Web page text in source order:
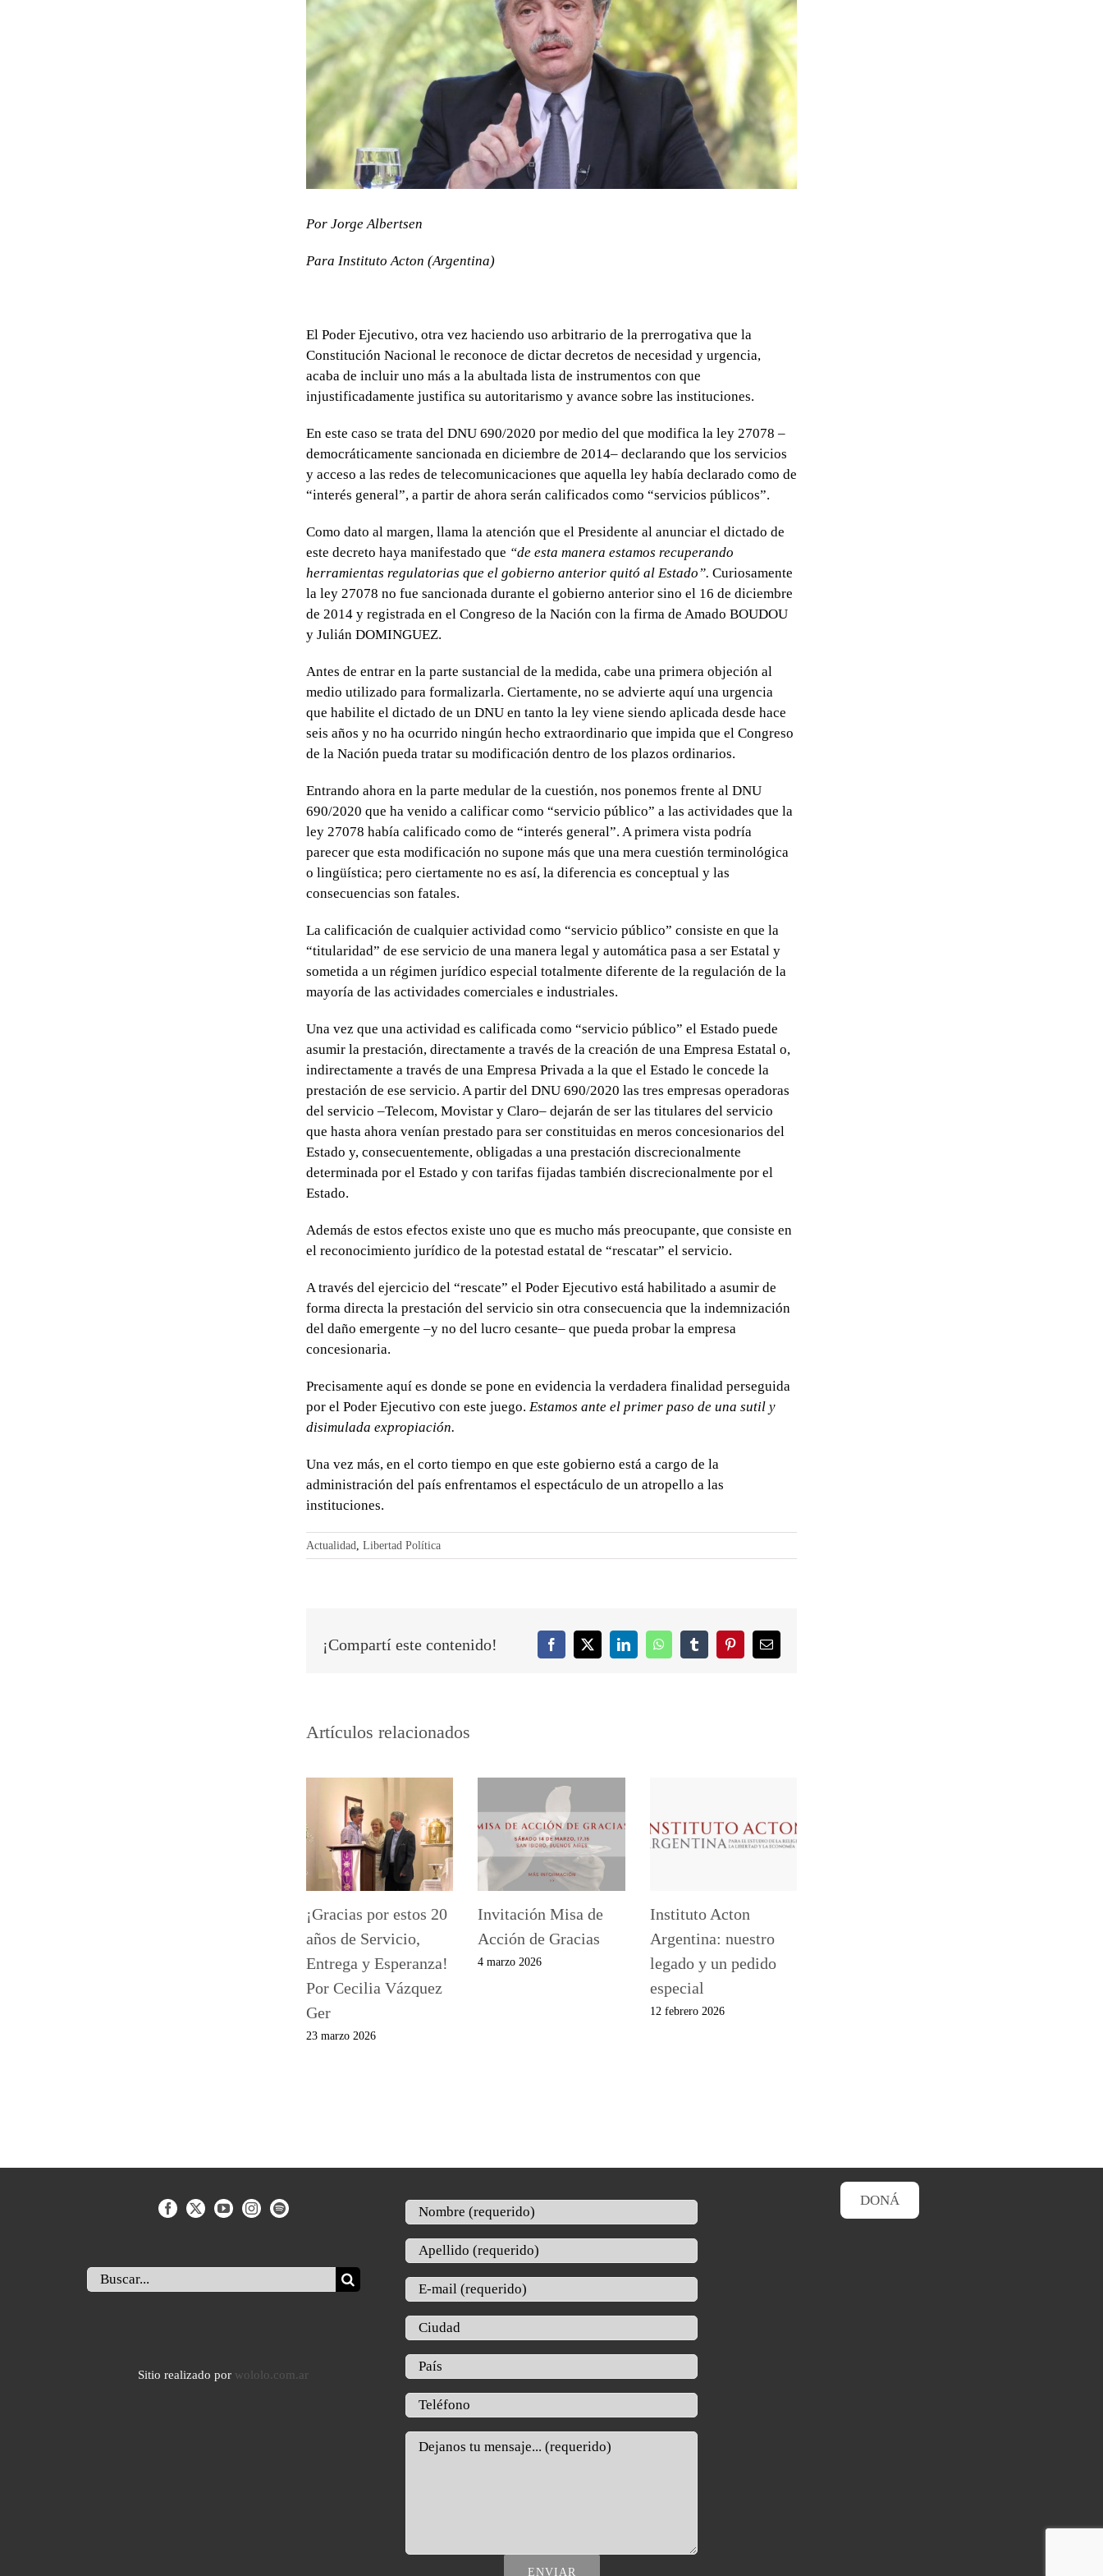
Por Jorge Albertsen
Para Instituto Acton (Argentina)
El Poder Ejecutivo, otra vez haciendo uso arbitrario de la prerrogativa que la
Constitución Nacional le reconoce de dictar decretos de necesidad y urgencia,
acaba de incluir uno más a la abultada lista de instrumentos con que
injustificadamente justifica su autoritarismo y avance sobre las instituciones.
En este caso se trata del DNU 690/2020 por medio del que modifica la ley 27078 –
democráticamente sancionada en diciembre de 2014– declarando que los servicios
y acceso a las redes de telecomunicaciones que aquella ley había declarado como de
“interés general”, a partir de ahora serán calificados como “servicios públicos”.
Como dato al margen, llama la atención que el Presidente al anunciar el dictado de
este decreto haya manifestado que “de esta manera estamos recuperando
herramientas regulatorias que el gobierno anterior quitó al Estado”. Curiosamente
la ley 27078 no fue sancionada durante el gobierno anterior sino el 16 de diciembre
de 2014 y registrada en el Congreso de la Nación con la firma de Amado BOUDOU
y Julián DOMINGUEZ.
Antes de entrar en la parte sustancial de la medida, cabe una primera objeción al
medio utilizado para formalizarla. Ciertamente, no se advierte aquí una urgencia
que habilite el dictado de un DNU en tanto la ley viene siendo aplicada desde hace
seis años y no ha ocurrido ningún hecho extraordinario que impida que el Congreso
de la Nación pueda tratar su modificación dentro de los plazos ordinarios.
Entrando ahora en la parte medular de la cuestión, nos ponemos frente al DNU
690/2020 que ha venido a calificar como “servicio público” a las actividades que la
ley 27078 había calificado como de “interés general”. A primera vista podría
parecer que esta modificación no supone más que una mera cuestión terminológica
o lingüística; pero ciertamente no es así, la diferencia es conceptual y las
consecuencias son fatales.
La calificación de cualquier actividad como “servicio público” consiste en que la
“titularidad” de ese servicio de una manera legal y automática pasa a ser Estatal y
sometida a un régimen jurídico especial totalmente diferente de la regulación de la
mayoría de las actividades comerciales e industriales.
Una vez que una actividad es calificada como “servicio público” el Estado puede
asumir la prestación, directamente a través de la creación de una Empresa Estatal o,
indirectamente a través de una Empresa Privada a la que el Estado le concede la
prestación de ese servicio. A partir del DNU 690/2020 las tres empresas operadoras
del servicio –Telecom, Movistar y Claro– dejarán de ser las titulares del servicio
que hasta ahora venían prestado para ser constituidas en meros concesionarios del
Estado y, consecuentemente, obligadas a una prestación discrecionalmente
determinada por el Estado y con tarifas fijadas también discrecionalmente por el
Estado.
Además de estos efectos existe uno que es mucho más preocupante, que consiste en
el reconocimiento jurídico de la potestad estatal de “rescatar” el servicio.
A través del ejercicio del “rescate” el Poder Ejecutivo está habilitado a asumir de
forma directa la prestación del servicio sin otra consecuencia que la indemnización
del daño emergente –y no del lucro cesante– que pueda probar la empresa
concesionaria.
Precisamente aquí es donde se pone en evidencia la verdadera finalidad perseguida
por el Poder Ejecutivo con este juego. Estamos ante el primer paso de una sutil y
disimulada expropiación.
Una vez más, en el corto tiempo en que este gobierno está a cargo de la
administración del país enfrentamos el espectáculo de un atropello a las
instituciones.
Actualidad Libertad Política
¡Compartí este contenido! FacebookTwitterLinkedInWhatsAppTumblrPinterestCorreo
Artículos relacionados
¡Gracias por estos 20
años de Servicio,
Entrega y Esperanza!
Por Cecilia Vázquez
Ger
23 marzo 2026
Invitación Misa de
Acción de Gracias
4 marzo 2026
Instituto Acton
Argentina: nuestro
legado y un pedido
especial
12 febrero 2026
Buscar:
Sitio realizado por wololo.com.ar
DONÁ